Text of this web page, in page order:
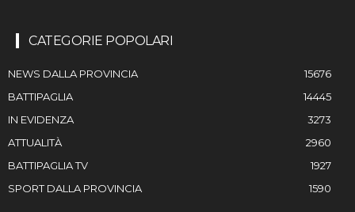
CATEGORIE POPOLARI
NEWS DALLA PROVINCIA
15676
BATTIPAGLIA
14445
IN EVIDENZA
3273
ATTUALITÀ
2960
BATTIPAGLIA TV
1927
SPORT DALLA PROVINCIA
1590